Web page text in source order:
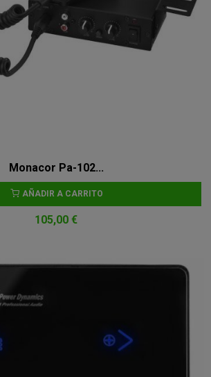
Monacor Pa-102...
AÑADIR A CARRITO
105,00 €